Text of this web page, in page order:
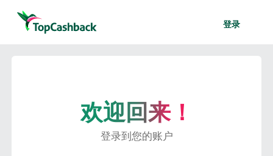
登录
欢迎回来！
登录到您的账户